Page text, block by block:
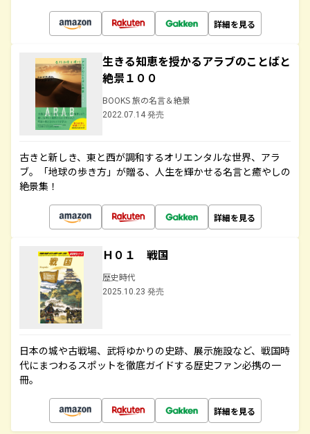
詳細を見る
生きる知恵を授かるアラブのことばと
絶景１００
BOOKS 旅の名言＆絶景
2022.07.14 発売
古きと新しき、東と西が調和するオリエンタルな世界、アラ
ブ。「地球の歩き方」が贈る、人生を輝かせる名言と癒やしの
絶景集！
詳細を見る
Ｈ０１ 戦国
歴史時代
2025.10.23 発売
日本の城や古戦場、武将ゆかりの史跡、展示施設など、戦国時
代にまつわるスポットを徹底ガイドする歴史ファン必携の一
冊。
詳細を見る